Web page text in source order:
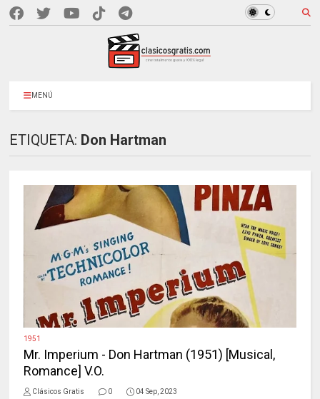
MENÚ
ETIQUETA: Don Hartman
1951
Mr. Imperium - Don Hartman (1951) [Musical,
Romance] V.O.
Clásicos Gratis 0 04 Sep, 2023